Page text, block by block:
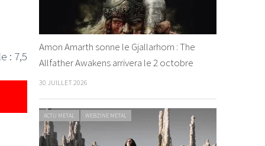
: 7,5
Amon Amarth sonne le Gjallarhorn : The
Allfather Awakens arrivera le 2 octobre
30 JUILLET 2026
ACTU METAL WEBZINE METAL